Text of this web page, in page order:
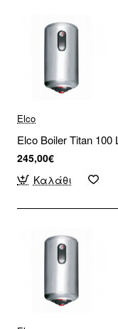
Elco
Elco Boiler Titan
245,00€
Καλάθι